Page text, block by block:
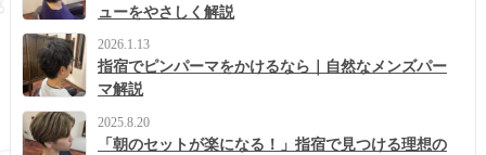
ューをやさしく解説
2026.1.13
指宿でピンパーマをかけるなら｜自然なメンズパー
マ解説
2025.8.20
「朝のセットが楽になる！」指宿で見つける理想の